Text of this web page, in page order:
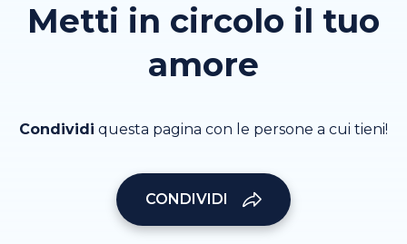
Metti in circolo il tuo
amore
Condividi questa pagina con le persone a cui tieni!
CONDIVIDI